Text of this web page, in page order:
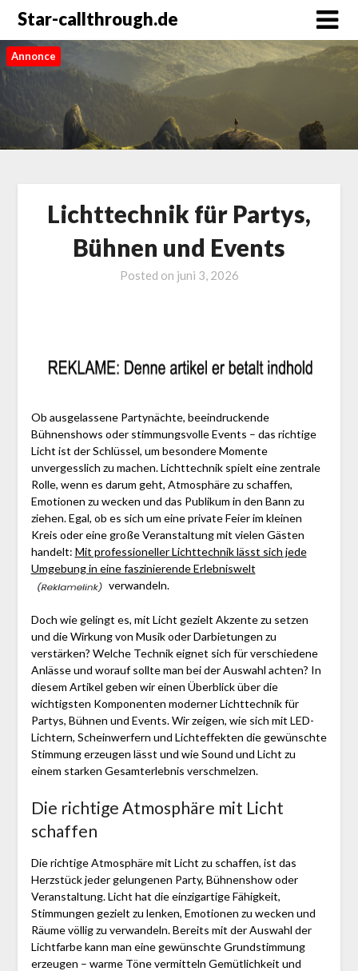
Star-callthrough.de
Annonce
Lichttechnik für Partys,
Bühnen und Events
Posted on juni 3, 2026
Ob ausgelassene Partynächte, beeindruckende
Bühnenshows oder stimmungsvolle Events – das richtige
Licht ist der Schlüssel, um besondere Momente
unvergesslich zu machen. Lichttechnik spielt eine zentrale
Rolle, wenn es darum geht, Atmosphäre zu schaffen,
Emotionen zu wecken und das Publikum in den Bann zu
ziehen. Egal, ob es sich um eine private Feier im kleinen
Kreis oder eine große Veranstaltung mit vielen Gästen
handelt: Mit professioneller Lichttechnik lässt sich jede
Umgebung in eine faszinierende Erlebniswelt
verwandeln.
Doch wie gelingt es, mit Licht gezielt Akzente zu setzen
und die Wirkung von Musik oder Darbietungen zu
verstärken? Welche Technik eignet sich für verschiedene
Anlässe und worauf sollte man bei der Auswahl achten? In
diesem Artikel geben wir einen Überblick über die
wichtigsten Komponenten moderner Lichttechnik für
Partys, Bühnen und Events. Wir zeigen, wie sich mit LED-
Lichtern, Scheinwerfern und Lichteffekten die gewünschte
Stimmung erzeugen lässt und wie Sound und Licht zu
einem starken Gesamterlebnis verschmelzen.
Die richtige Atmosphäre mit Licht
schaffen
Die richtige Atmosphäre mit Licht zu schaffen, ist das
Herzstück jeder gelungenen Party, Bühnenshow oder
Veranstaltung. Licht hat die einzigartige Fähigkeit,
Stimmungen gezielt zu lenken, Emotionen zu wecken und
Räume völlig zu verwandeln. Bereits mit der Auswahl der
Lichtfarbe kann man eine gewünschte Grundstimmung
erzeugen – warme Töne vermitteln Gemütlichkeit und